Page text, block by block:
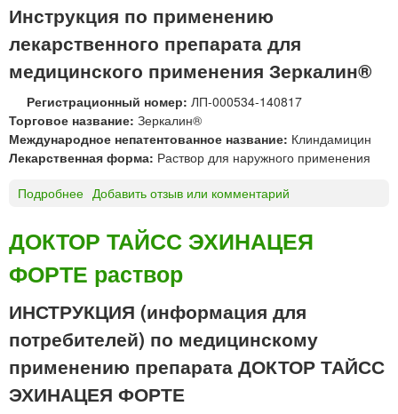
т
о
р
®
п
о
р
о
д
л
я
п
р
г
о
о
Инструкция по применению
лекарственного препарата для
медицинского применения Зеркалин®
Регистрационный номер: ЛП-000534-140817
Торговое название: Зеркалин®
Международное непатентованное название: Клиндамицин
Лекарственная форма: Раствор для наружного применения
Подробнее
р
к
а
л
и
н
®
р
а
Добавить отзыв или комментарий
ДОКТОР ТАЙСС ЭХИНАЦЕЯ
ФОРТЕ раствор
ИНСТРУКЦИЯ (информация для
потребителей) по медицинскому
применению препарата ДОКТОР ТАЙСС
ЭХИНАЦЕЯ ФОРТЕ